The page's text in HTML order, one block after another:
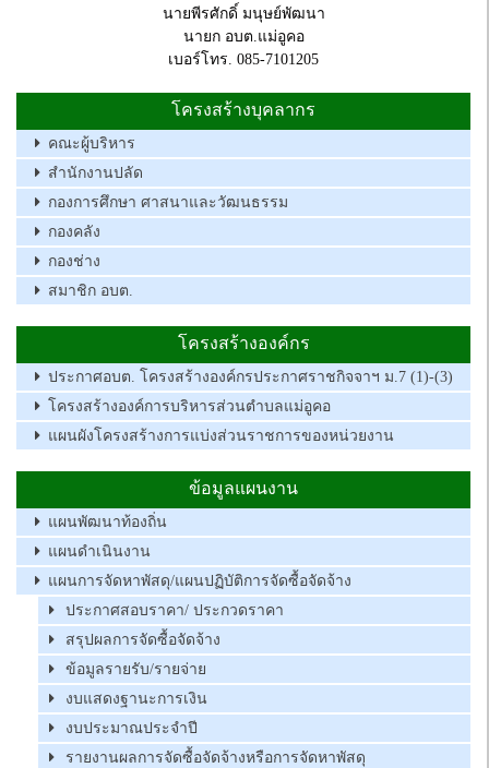
นายพีรศักดิ์ มนุษย์พัฒนา
นายก อบต.แม่อูคอ
เบอร์โทร. 085-7101205
โครงสร้างบุคลากร
คณะผู้บริหาร
สำนักงานปลัด
กองการศึกษา ศาสนาและวัฒนธรรม
กองคลัง
กองช่าง
สมาชิก อบต.
โครงสร้างองค์กร
ประกาศอบต. โครงสร้างองค์กรประกาศราชกิจจาฯ ม.7 (1)-(3)
โครงสร้างองค์การบริหารส่วนตำบลแม่อูคอ
แผนผังโครงสร้างการแบ่งส่วนราชการของหน่วยงาน
ข้อมูลแผนงาน
แผนพัฒนาท้องถิ่น
แผนดำเนินงาน
แผนการจัดหาพัสดุ/แผนปฏิบัติการจัดซื้อจัดจ้าง
ประกาศสอบราคา/ ประกวดราคา
สรุปผลการจัดซื้อจัดจ้าง
ข้อมูลรายรับ/รายจ่าย
งบแสดงฐานะการเงิน
งบประมาณประจำปี
รายงานผลการจัดซื้อจัดจ้างหรือการจัดหาพัสดุ